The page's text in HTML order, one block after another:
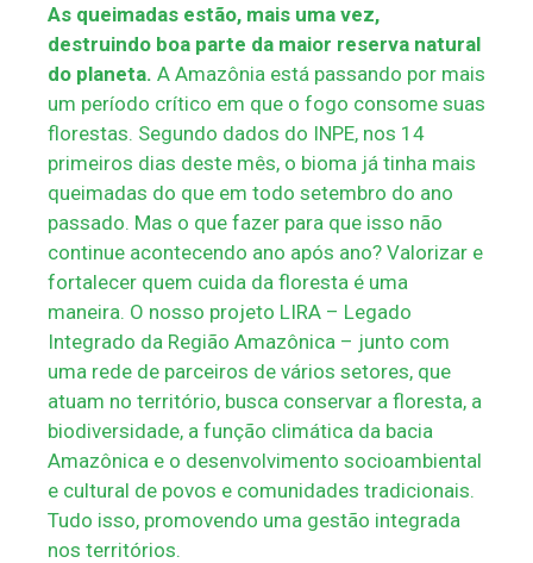
As queimadas estão, mais uma vez,
destruindo boa parte da maior reserva natural
do planeta. A Amazônia está passando por mais
um período crítico em que o fogo consome suas
florestas. Segundo dados do INPE, nos 14
primeiros dias deste mês, o bioma já tinha mais
queimadas do que em todo setembro do ano
passado. Mas o que fazer para que isso não
continue acontecendo ano após ano? Valorizar e
fortalecer quem cuida da floresta é uma
maneira. O nosso projeto LIRA – Legado
Integrado da Região Amazônica – junto com
uma rede de parceiros de vários setores, que
atuam no território, busca conservar a floresta, a
biodiversidade, a função climática da bacia
Amazônica e o desenvolvimento socioambiental
e cultural de povos e comunidades tradicionais.
Tudo isso, promovendo uma gestão integrada
nos territórios.